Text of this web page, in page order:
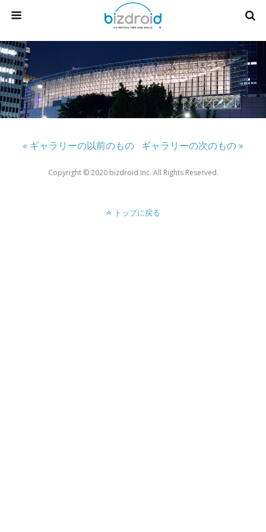
« ギャラリーの以前のもの ギャラリーの次のもの »
Copyright ©︎ 2020 bizdroid Inc. All Rights Reserved.
トップに戻る